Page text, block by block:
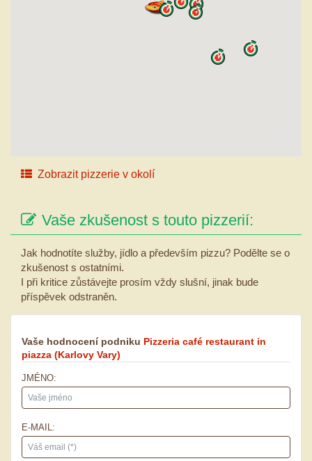
Zobrazit pizzerie v okolí
Vaše zkušenost s touto pizzerií:
Jak hodnotíte služby, jídlo a především pizzu? Podělte se o
zkušenost s ostatními.
I při kritice zůstávejte prosím vždy slušní, jinak bude
příspěvek odstraněn.
Vaše hodnocení podniku Pizzeria café restaurant in
piazza (Karlovy Vary)
JMÉNO:
E-MAIL: